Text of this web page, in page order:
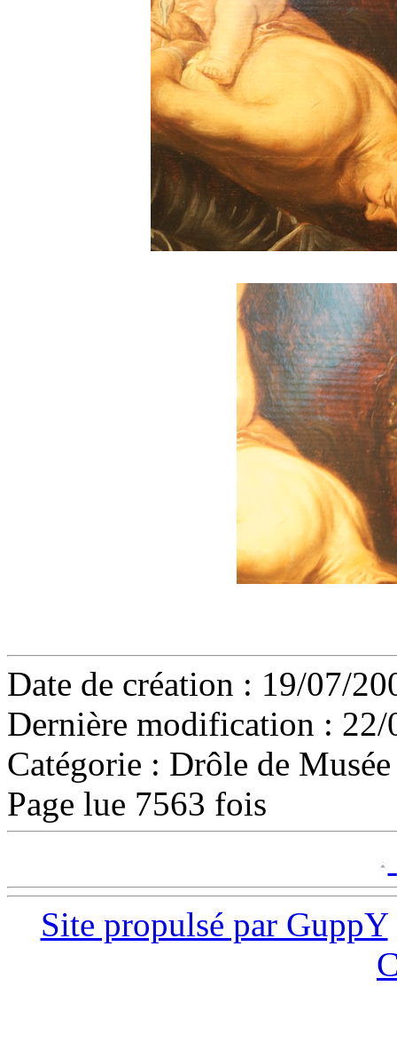
Date de création : 19/07/
Dernière modification :
Catégorie : Drôle de Musée
Page lue 7563 fois
Site propulsé par GuppY